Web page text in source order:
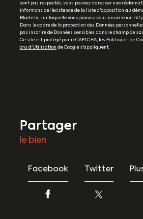
sont pas respectés, vous pouvez adresser une
informons de l’existence de la liste d'opposition au
Bloctel », sur laquelle vous pouvez vous inscrire ici :
Dans le cadre de la protection des Données
pas inscrire de Données sensibles dans le champ de
Ce site est protégé par reCAPTCHA, les Politiques de
ons d'Utilisation de Google s'appliquent.
partager
le bien
Facebook Twitter